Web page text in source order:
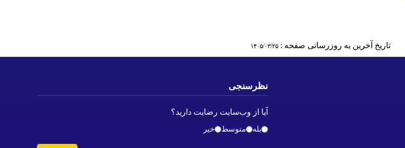
تاریخ آخرین به روزرسانی صفحه : ۱۴۰۵/۰۳/۲۵
نظرسنجی
آیا از وب‌سایت رضایت دارید؟
بله
متوسط خیر